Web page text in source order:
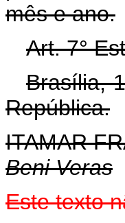
mês e ano.
Art. 7°
Brasília,
República.
ITAMAR
Beni Veras
Este texto